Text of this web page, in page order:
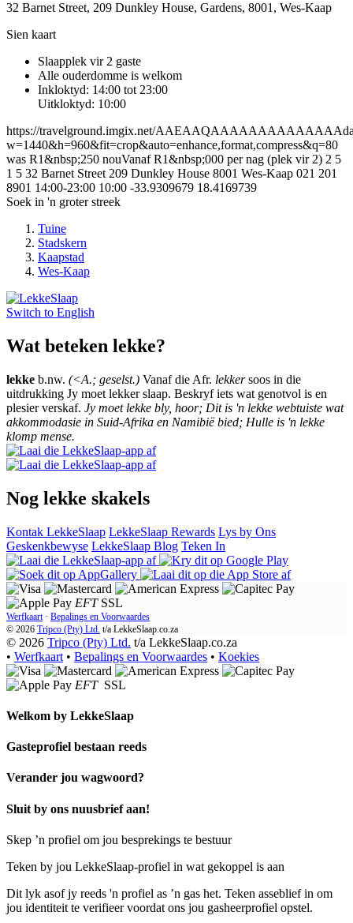
32 Barnet Street, 209 Dunkley House, Gardens, 8001, Wes-Kaap
Sien kaart
Slaapplek vir 2 gaste
Alle ouderdomme is welkom
Inkloktyd: 14:00 tot 23:00
Uitkloktyd: 10:00
https://travelground.imgix.net/
w=1440&h=960&fit=crop&auto=enhance,format,compress&q=80
was R1&nbsp;250 nouVanaf R1&nbsp;000 per nag (plek vir 2) 2 5
1 5 32 Barnet Street 209 Dunkley House 8001 Wes-Kaap 021 201
8901 14:00-23:00 10:00 -33.9309679 18.4169739
Soek in 'n groter streek
Tuine
Stadskern
Kaapstad
Wes-Kaap
Switch to English
Wat beteken lekke?
lekke b.nw. (<A.; geselst.) Vanaf die Afr. lekkersoos in die
uitdrukking Jy moet lekker slaap. Beskryf iets wat genotvol is en
plesier verskaf. Jy moet lekke bly, hoor; Dit is 'n lekke webtuiste wat
akkommodasie in Suid-Afrika en Namibië bied; Hulle is 'n lekke
klomp mense.
Nog lekke skakels
Kontak LekkeSlaap LekkeSlaap Rewards Lys by Ons
Geskenkbewyse LekkeSlaap Blog Teken In
EFT SSL
Werfkaart · Bepalings en Voorwaardes
© 2026 Tripco (Pty) Ltd. t/a LekkeSlaap.co.za
© 2026 Tripco (Pty) Ltd. t/a LekkeSlaap.co.za
• Werfkaart • Bepalings en Voorwaardes • Koekies
EFT SSL
Welkom by LekkeSlaap
Gasteprofiel bestaan ​​reeds
Verander jou wagwoord?
Sluit by ons nuusbrief aan!
Skep ’n profiel om jou besprekings te bestuur
Teken by jou LekkeSlaap-profiel in wat gekoppel is aan
Dit lyk asof jy reeds 'n profiel as ’n gas het. Teken asseblief in om
jou identiteit te verifieer voordat ons jou gasheerprofiel opstel.